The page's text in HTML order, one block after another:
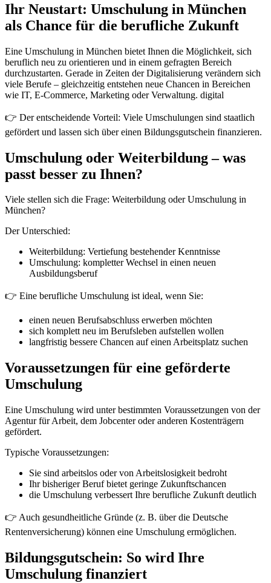
Ihr Neustart: Umschulung in München
als Chance für die berufliche Zukunft
Eine Umschulung in München bietet Ihnen die Möglichkeit, sich
beruflich neu zu orientieren und in einem gefragten Bereich
durchzustarten. Gerade in Zeiten der Digitalisierung verändern sich
viele Berufe – gleichzeitig entstehen neue Chancen in Bereichen
wie IT, E-Commerce, Marketing oder Verwaltung. digital
👉 Der entscheidende Vorteil: Viele Umschulungen sind staatlich
gefördert und lassen sich über einen Bildungsgutschein finanzieren.
Umschulung oder Weiterbildung – was
passt besser zu Ihnen?
Viele stellen sich die Frage: Weiterbildung oder Umschulung in
München?
Der Unterschied:
Weiterbildung: Vertiefung bestehender Kenntnisse
Umschulung: kompletter Wechsel in einen neuen
Ausbildungsberuf
👉 Eine berufliche Umschulung ist ideal, wenn Sie:
einen neuen Berufsabschluss erwerben möchten
sich komplett neu im Berufsleben aufstellen wollen
langfristig bessere Chancen auf einen Arbeitsplatz suchen
Voraussetzungen für eine geförderte
Umschulung
Eine Umschulung wird unter bestimmten Voraussetzungen von der
Agentur für Arbeit, dem Jobcenter oder anderen Kostenträgern
gefördert.
Typische Voraussetzungen:
Sie sind arbeitslos oder von Arbeitslosigkeit bedroht
Ihr bisheriger Beruf bietet geringe Zukunftschancen
die Umschulung verbessert Ihre berufliche Zukunft deutlich
👉 Auch gesundheitliche Gründe (z. B. über die Deutsche
Rentenversicherung) können eine Umschulung ermöglichen.
Bildungsgutschein: So wird Ihre
Umschulung finanziert